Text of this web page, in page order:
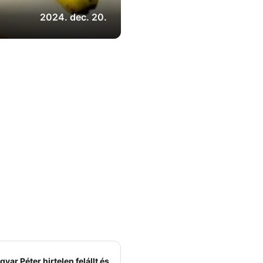
2024. dec. 20.
Péter hirtelen felállt és